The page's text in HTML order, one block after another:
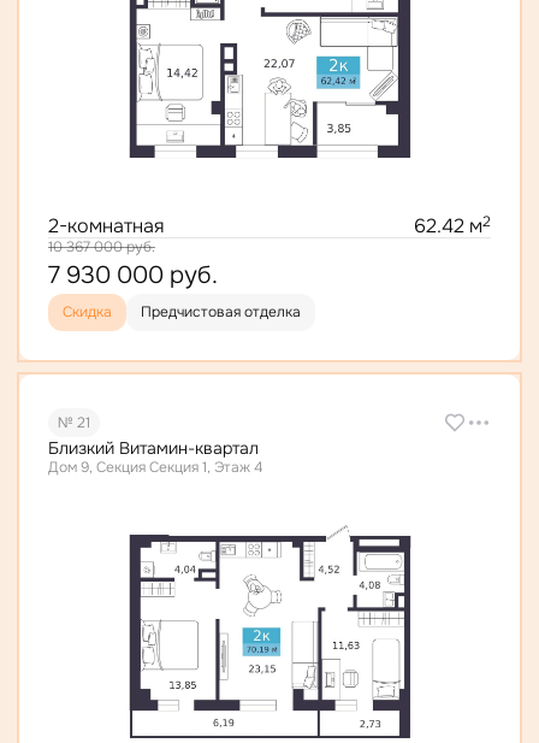
2-комнатная 62.42 м2
10 367 000руб.
7 930 000 руб.
Скидка Предчистовая отделка
№ 21
Близкий Витамин-квартал
Дом 9, Секция Секция 1, Этаж 4